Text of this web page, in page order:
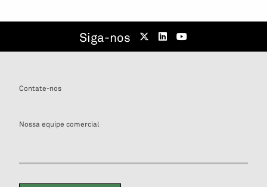
Siga-nos
Contate-nos
Nossa equipe comercial